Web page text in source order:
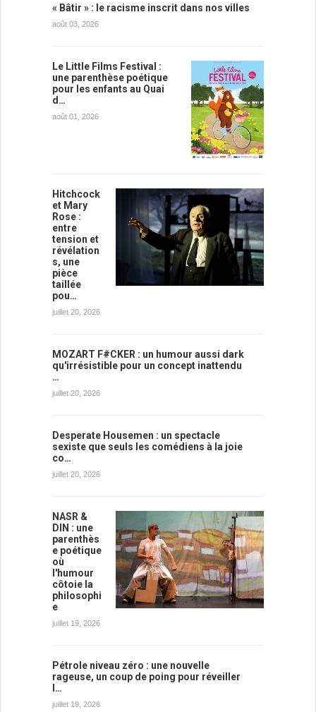
« Bâtir » : le racisme inscrit dans nos villes
août 03, 2026
Le Little Films Festival :
une parenthèse poétique
pour les enfants au Quai
d…
août 01, 2026
Hitchcock
et Mary
Rose :
entre
tension et
révélation
s, une
pièce
taillée
pou…
juillet 20, 2026
MOZART F#CKER : un humour aussi dark
qu'irrésistible pour un concept inattendu
…
juillet 20, 2026
Desperate Housemen : un spectacle
sexiste que seuls les comédiens à la joie
co…
juillet 20, 2026
NASR &
DIN : une
parenthès
e poétique
où
l'humour
côtoie la
philosophi
e
juillet 19, 2026
Pétrole niveau zéro : une nouvelle
rageuse, un coup de poing pour réveiller
l…
juillet 19, 2026